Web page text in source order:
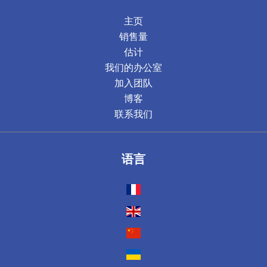
主页
销售量
估计
我们的办公室
加入团队
博客
联系我们
语言